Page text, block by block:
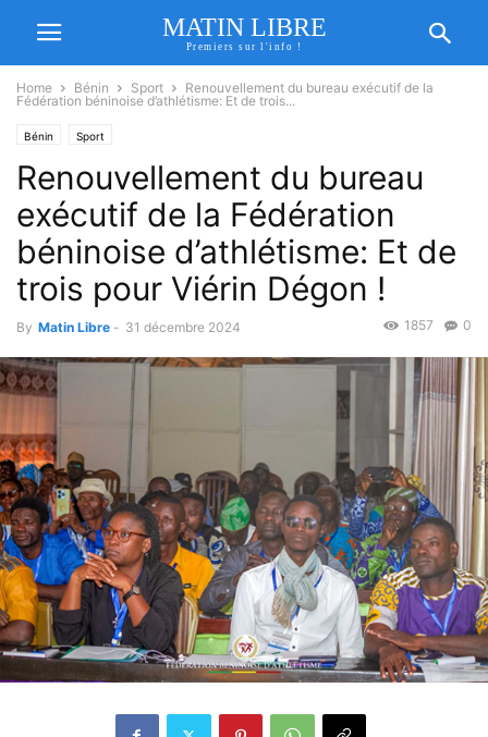
MATIN LIBRE
Premiers sur l'info !
Home Bénin Sport
Renouvellement du bureau exécutif de la
Fédération béninoise d’athlétisme: Et de trois...
Bénin Sport
Renouvellement du bureau
exécutif de la Fédération
béninoise d’athlétisme: Et de
trois pour Viérin Dégon !
By Matin Libre - 31 décembre 2024 0
1857